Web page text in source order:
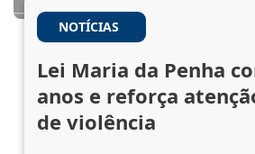
NOTÍCIAS
Lei Maria da Penha
anos e reforça
de violência